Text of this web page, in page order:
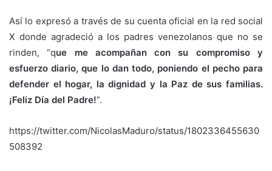
Así lo expresó a través de su cuenta oficial en la red social
X donde agradeció a los padres venezolanos que no se
rinden, “que me acompañan con su compromiso y
esfuerzo diario, que lo dan todo, poniendo el pecho para
defender el hogar, la dignidad y la Paz de sus familias.
¡Feliz Día del Padre!”.
https://twitter.com/NicolasMaduro/status/1802336455630
508392